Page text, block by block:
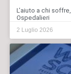
L’aiuto a chi
Ospedalieri
2 Luglio 2026